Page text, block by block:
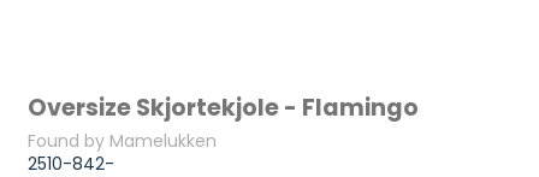
Oversize Skjortekjole - Flamingo
Found by Mamelukken
2510-842-